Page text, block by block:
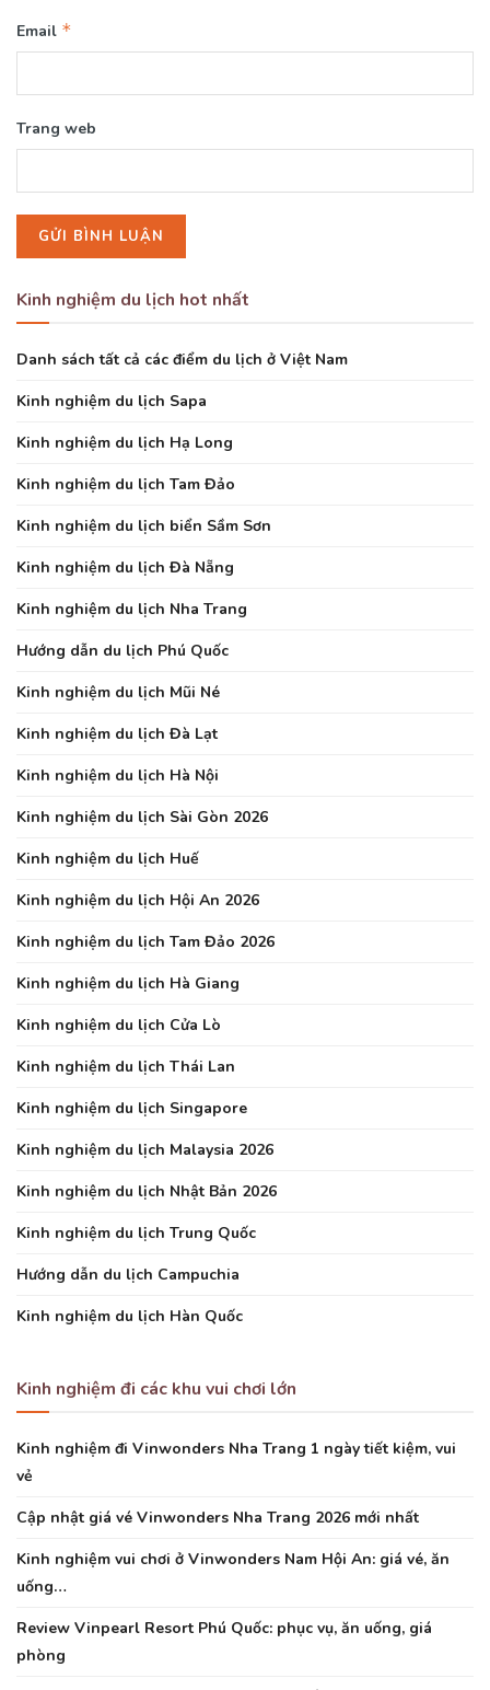
Email *
Trang web
Kinh nghiệm du lịch hot nhất
Danh sách tất cả các điểm du lịch ở Việt Nam
Kinh nghiệm du lịch Sapa
Kinh nghiệm du lịch Hạ Long
Kinh nghiệm du lịch Tam Đảo
Kinh nghiệm du lịch biển Sầm Sơn
Kinh nghiệm du lịch Đà Nẵng
Kinh nghiệm du lịch Nha Trang
Hướng dẫn du lịch Phú Quốc
Kinh nghiệm du lịch Mũi Né
Kinh nghiệm du lịch Đà Lạt
Kinh nghiệm du lịch Hà Nội
Kinh nghiệm du lịch Sài Gòn 2026
Kinh nghiệm du lịch Huế
Kinh nghiệm du lịch Hội An 2026
Kinh nghiệm du lịch Tam Đảo 2026
Kinh nghiệm du lịch Hà Giang
Kinh nghiệm du lịch Cửa Lò
Kinh nghiệm du lịch Thái Lan
Kinh nghiệm du lịch Singapore
Kinh nghiệm du lịch Malaysia 2026
Kinh nghiệm du lịch Nhật Bản 2026
Kinh nghiệm du lịch Trung Quốc
Hướng dẫn du lịch Campuchia
Kinh nghiệm du lịch Hàn Quốc
Kinh nghiệm đi các khu vui chơi lớn
Kinh nghiệm đi Vinwonders Nha Trang 1 ngày tiết kiệm, vui
vẻ
Cập nhật giá vé Vinwonders Nha Trang 2026 mới nhất
Kinh nghiệm vui chơi ở Vinwonders Nam Hội An: giá vé, ăn
uống…
Review Vinpearl Resort Phú Quốc: phục vụ, ăn uống, giá
phòng